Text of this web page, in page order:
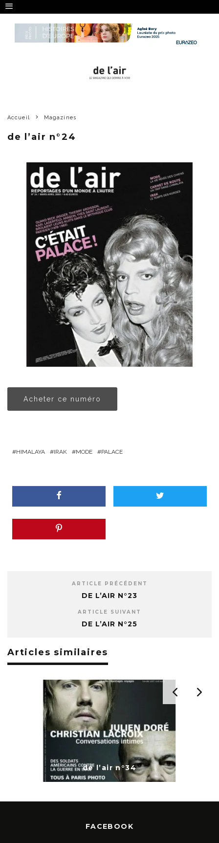
Accueil Magazines
de l’air n°24
Acheter ce numéro
HIMALAYA IRAK MODE PALACE
ARTICLE PRÉCÉDENT
DE L’AIR N°23
ARTICLE SUIVANT
DE L’AIR N°25
Articles similaires
de l’air n°15
FACEBOOK